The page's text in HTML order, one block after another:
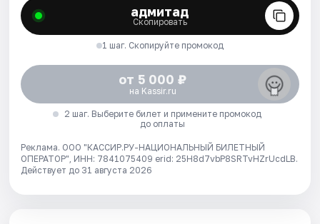
адмитад
Скопировать
1 шаг. Скопируйте промокод
от 5 000 ₽
на Kassir.ru
2 шаг. Выберите билет и примените промокод
до оплаты
Реклама. ООО "КАССИР.РУ-НАЦИОНАЛЬНЫЙ БИЛЕТНЫЙ
ОПЕРАТОР", ИНН: 7841075409 erid: 25H8d7vbP8SRTvHZrUcdLB.
Действует до 31 августа 2026